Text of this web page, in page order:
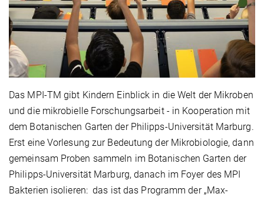
Das MPI-TM gibt Kindern Einblick in die Welt der Mikroben
und die mikrobielle Forschungsarbeit - in Kooperation mit
dem Botanischen Garten der Philipps-Universität Marburg.
Erst eine Vorlesung zur Bedeutung der Mikrobiologie, dann
gemeinsam Proben sammeln im Botanischen Garten der
Philipps-Universität Marburg, danach im Foyer des MPI
Bakterien isolieren: das ist das Programm der „Max-